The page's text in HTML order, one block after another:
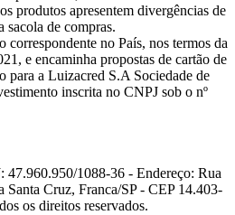
produtos apresentem divergências de
sacola de compras.
no País, nos termos da
e encaminha propostas de cartão de
para a Luizacred S.A Sociedade de
inscrita no CNPJ sob o nº
1088-36 - Endereço: Rua
Cruz, Franca/SP - CEP 14.403-
os direitos reservados.